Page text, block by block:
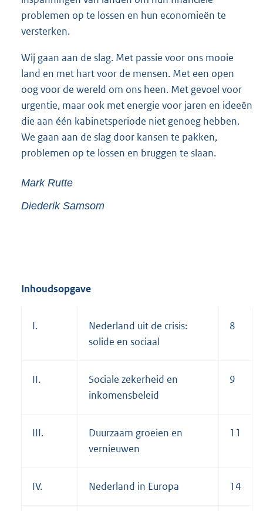
problemen op te lossen en hun economieën te
versterken.
Wij gaan aan de slag. Met passie voor ons mooie
land en met hart voor de mensen. Met een open
oog voor de wereld om ons heen. Met gevoel voor
urgentie, maar ook met energie voor jaren en ideeën
die aan één kabinetsperiode niet genoeg hebben.
We gaan aan de slag door kansen te pakken,
problemen op te lossen en bruggen te slaan.
Mark Rutte
Diederik Samsom
Inhoudsopgave
I.
Nederland uit de crisis:
solide en sociaal
8
II.
Sociale zekerheid en
inkomensbeleid
9
III.
Duurzaam groeien en
vernieuwen
11
IV. Nederland in Europa 14